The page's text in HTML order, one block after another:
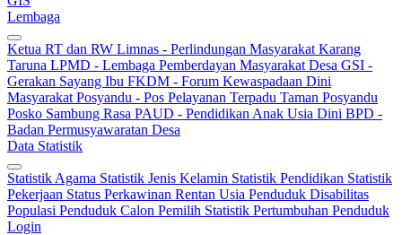
Lembaga
Ketua RT dan RW Limnas - Perlindungan Masyarakat Karang
Taruna LPMD - Lembaga Pemberdayan Masyarakat Desa GSI -
Gerakan Sayang Ibu FKDM - Forum Kewaspadaan Dini
Masyarakat Posyandu - Pos Pelayanan Terpadu Taman Posyandu
Posko Sambung Rasa PAUD - Pendidikan Anak Usia Dini BPD -
Badan Permusyawaratan Desa
Data Statistik
Statistik Agama Statistik Jenis Kelamin Statistik Pendidikan Statistik
Pekerjaan Status Perkawinan Rentan Usia Penduduk Disabilitas
Populasi Penduduk Calon Pemilih Statistik Pertumbuhan Penduduk
Login